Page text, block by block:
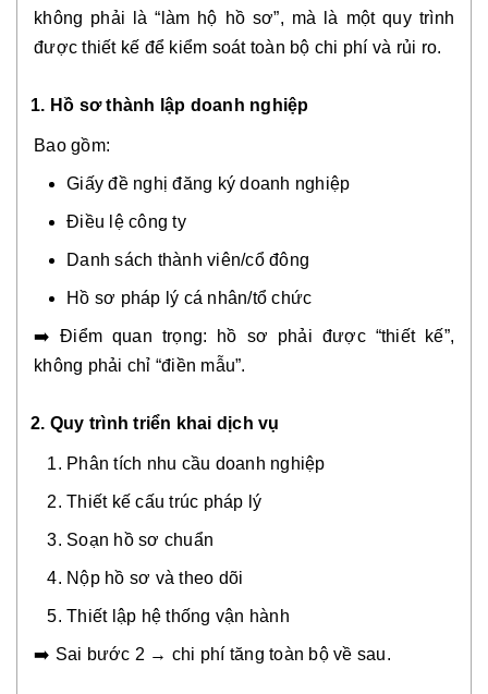
không phải là “làm hộ hồ sơ”, mà là một quy trình
được thiết kế để kiểm soát toàn bộ chi phí và rủi ro.
1. Hồ sơ thành lập doanh nghiệp
Bao gồm:
Giấy đề nghị đăng ký doanh nghiệp
Điều lệ công ty
Danh sách thành viên/cổ đông
Hồ sơ pháp lý cá nhân/tổ chức
➡️ Điểm quan trọng: hồ sơ phải được “thiết kế”,
không phải chỉ “điền mẫu”.
2. Quy trình triển khai dịch vụ
Phân tích nhu cầu doanh nghiệp
Thiết kế cấu trúc pháp lý
Soạn hồ sơ chuẩn
Nộp hồ sơ và theo dõi
Thiết lập hệ thống vận hành
➡️ Sai bước 2 → chi phí tăng toàn bộ về sau.